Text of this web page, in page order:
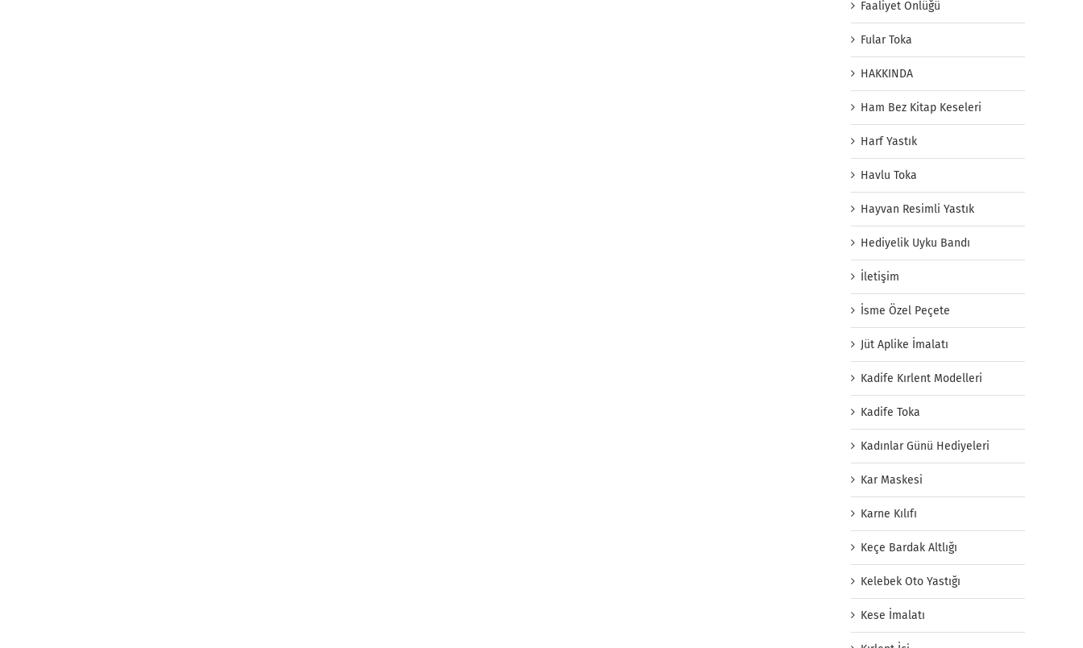
Faaliyet Önlüğü
Fular Toka
HAKKINDA
Ham Bez Kitap Keseleri
Harf Yastık
Havlu Toka
Hayvan Resimli Yastık
Hediyelik Uyku Bandı
İletişim
İsme Özel Peçete
Jüt Aplike İmalatı
Kadife Kırlent Modelleri
Kadife Toka
Kadınlar Günü Hediyeleri
Kar Maskesi
Karne Kılıfı
Keçe Bardak Altlığı
Kelebek Oto Yastığı
Kese İmalatı